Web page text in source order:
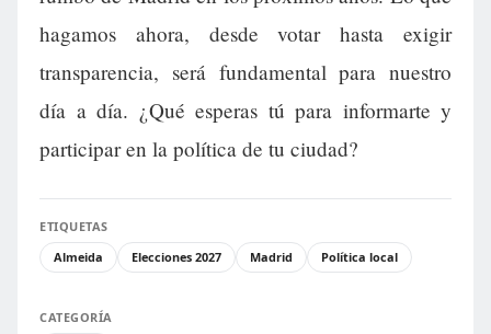
hagamos ahora, desde votar hasta exigir
transparencia, será fundamental para nuestro
día a día. ¿Qué esperas tú para informarte y
participar en la política de tu ciudad?
ETIQUETAS
Almeida
Elecciones 2027 Madrid Política local
CATEGORÍA